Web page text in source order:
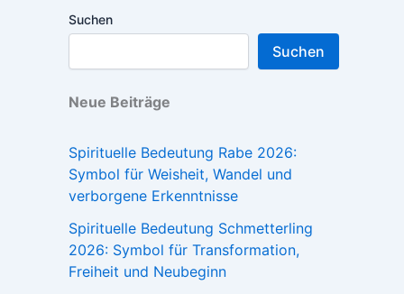
Suchen
Suchen
Neue Beiträge
Spirituelle Bedeutung Rabe 2026:
Symbol für Weisheit, Wandel und
verborgene Erkenntnisse
Spirituelle Bedeutung Schmetterling
2026: Symbol für Transformation,
Freiheit und Neubeginn